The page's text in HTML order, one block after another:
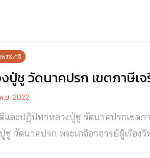
ระเกจิ
ปู่ชู วัดนาคปรก เขตภาษีเ
.ย. 2022
ชู วัดนาคปรกเขตภาษีเจริญ กรุงเทพฯ หลวงปู่ชู วัดนาคปรก เขตภาษีเจริญ กรุงเทพฯ
วัดนาคปรก พระเกจิอาจารย์ผู้เรืองวิทยาค